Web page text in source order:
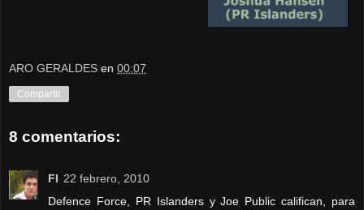
ARO GERALDES en 00:07
Compartir
8 comentarios:
FI 22 febrero, 2010
Defence Force, PR Islanders y Joe Public califican, para